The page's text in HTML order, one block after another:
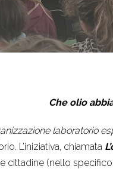
Che olio
laboratorio
L’iniziativa, chiamata
(nello